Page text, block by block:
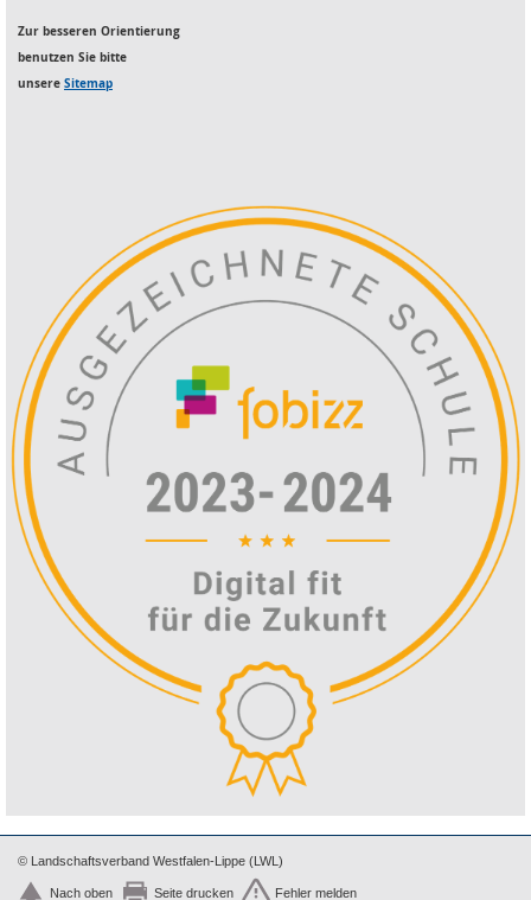
Zur besseren Orientierung
benutzen Sie bitte
unsere Sitemap
© Landschaftsverband Westfalen-Lippe (LWL)
Nach oben Seite drucken Fehler melden